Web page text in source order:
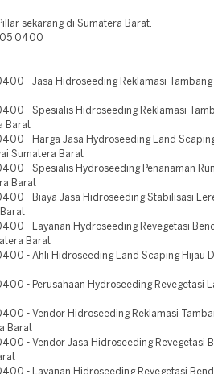
sekarang di Sumatera Barat.
0400
- Jasa Hidroseeding Reklamasi Tambang
- Spesialis Hidroseeding Reklamasi
Barat
- Harga Jasa Hydroseeding Land
Sumatera Barat
- Spesialis Hydroseeding Penanaman
Barat
- Biaya Jasa Hidroseeding Stabilisasi
- Layanan Hydroseeding Revegetasi
Barat
- Ahli Hidroseeding Land Scaping Hijau
- Perusahaan Hydroseeding Revegetasi
- Vendor Hidroseeding Reklamasi
Barat
- Vendor Jasa Hidroseeding Revegetasi
- Layanan Hidroseeding Revegetasi